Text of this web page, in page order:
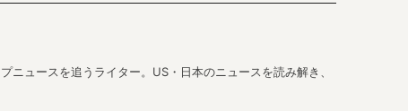
ニュースを追うライター。US・日本のニュースを読み解き、